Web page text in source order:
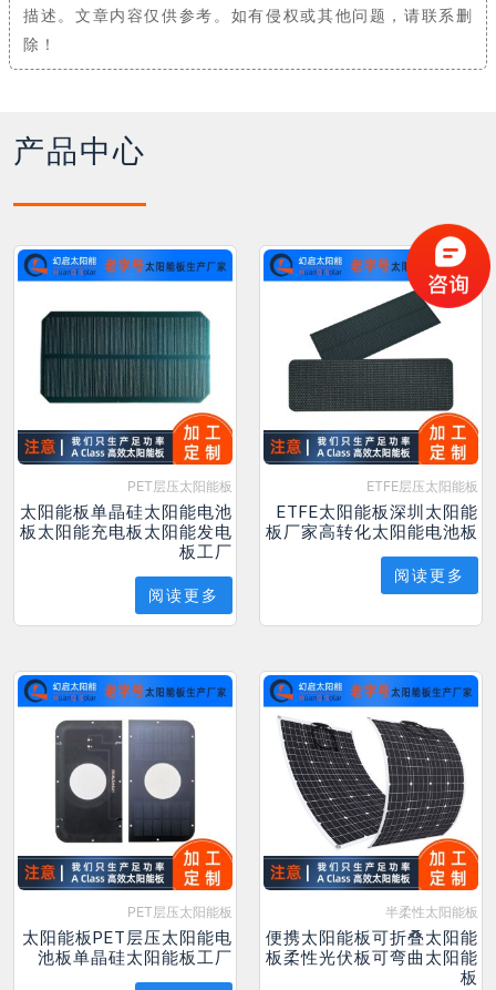
描述。文章内容仅供参考。如有侵权或其他问题，请联系删
除！
产品中心
PET层压太阳能板
太阳能板单晶硅太阳能电池
板太阳能充电板太阳能发电
板工厂
阅读更多
ETFE层压太阳能板
ETFE太阳能板深圳太阳能
板厂家高转化太阳能电池板
阅读更多
PET层压太阳能板
太阳能板PET层压太阳能电
池板单晶硅太阳能板工厂
半柔性太阳能板
便携太阳能板可折叠太阳能
板柔性光伏板可弯曲太阳能
板